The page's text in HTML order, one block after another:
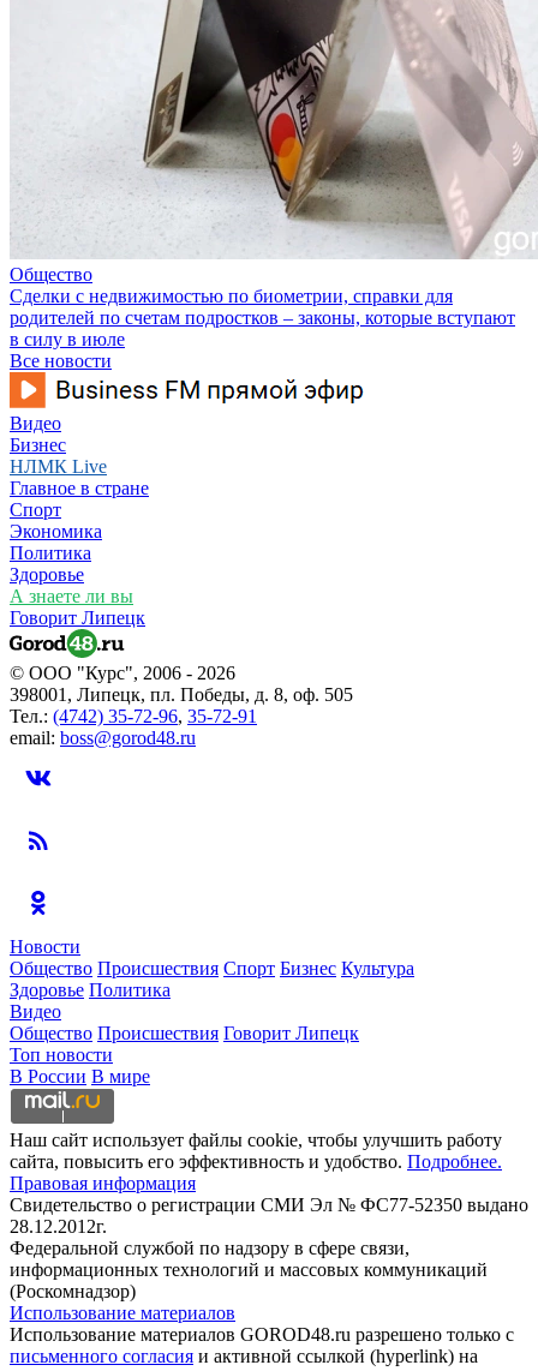
Общество
Сделки с недвижимостью по биометрии, справки для
родителей по счетам подростков – законы, которые вступают
в силу в июле
Все новости
Видео
Бизнес
НЛМК Live
Главное в стране
Спорт
Экономика
Политика
Здоровье
А знаете ли вы
Говорит Липецк
© ООО "Курс", 2006 - 2026
398001, Липецк, пл. Победы, д. 8, оф. 505
Тел.: (4742) 35-72-96, 35-72-91
email: boss@gorod48.ru
Новости
Общество Происшествия Спорт Бизнес Культура
Здоровье Политика
Видео
Общество Происшествия Говорит Липецк
Топ новости
В России В мире
Наш сайт использует файлы cookie, чтобы улучшить работу
сайта, повысить его эффективность и удобство. Подробнее.
Правовая информация
Свидетельство о регистрации СМИ Эл № ФС77-52350 выдано
28.12.2012г.
Федеральной службой по надзору в сфере связи,
информационных технологий и массовых коммуникаций
(Роскомнадзор)
Использование материалов
Использование материалов GOROD48.ru разрешено только с
письменного согласия и активной ссылкой (hyperlink) на